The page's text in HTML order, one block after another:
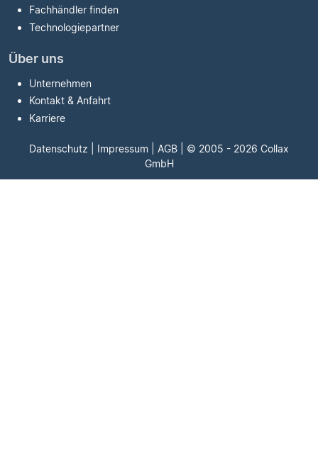
Fachhändler finden
Technologiepartner
Über uns
Unternehmen
Kontakt & Anfahrt
Karriere
Datenschutz Impressum AGB | © 2005 - 2026 Collax
GmbH